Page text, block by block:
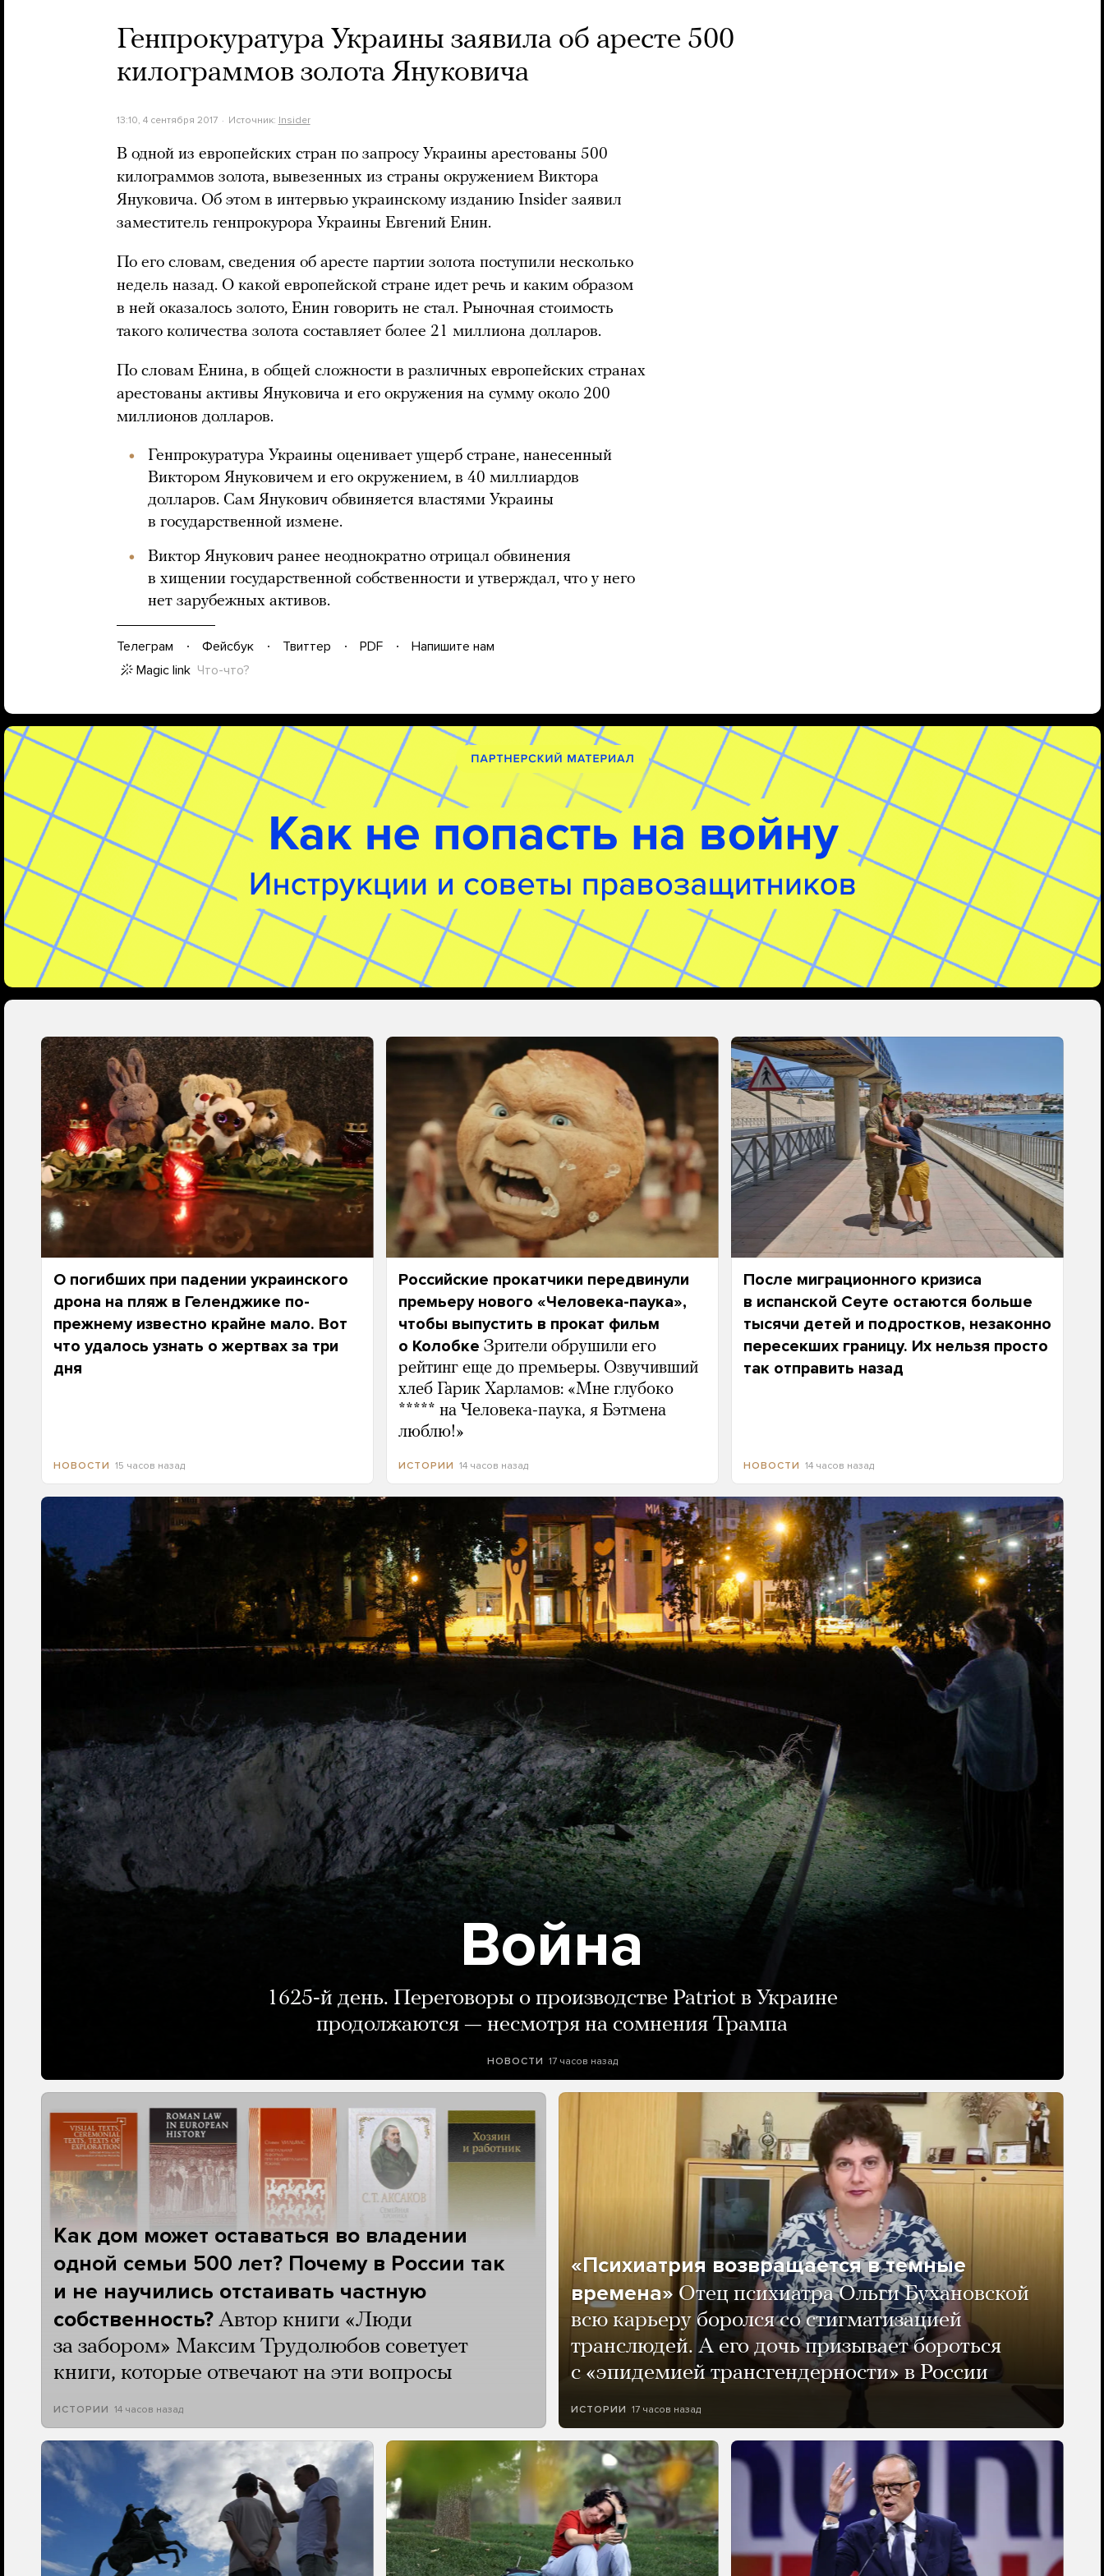
Генпрокуратура Украины заявила об аресте 500
килограммов золота Януковича
13:10, 4 сентября 2017 Источник: Insider
В одной из европейских стран по запросу Украины арестованы 500
килограммов золота, вывезенных из страны окружением Виктора
Януковича. Об этом в интервью украинскому изданию Insider заявил
заместитель генпрокурора Украины Евгений Енин.
По его словам, сведения об аресте партии золота поступили несколько
недель назад. О какой европейской стране идет речь и каким образом
в ней оказалось золото, Енин говорить не стал. Рыночная стоимость
такого количества золота составляет более 21 миллиона долларов.
По словам Енина, в общей сложности в различных европейских странах
арестованы активы Януковича и его окружения на сумму около 200
миллионов долларов.
Генпрокуратура Украины оценивает ущерб стране, нанесенный
Виктором Януковичем и его окружением, в 40 миллиардов
долларов. Сам Янукович обвиняется властями Украины
в государственной измене.
Виктор Янукович ранее неоднократно отрицал обвинения
в хищении государственной собственности и утверждал, что у него
нет зарубежных активов.
Телеграм Фейсбук Твиттер PDF
Напишите нам
Magic link Что-что?
О погибших при падении украинского
дрона на пляж в Геленджике по-
прежнему известно крайне мало. Вот
что удалось узнать о жертвах за три
дня
НОВОСТИ 15 часов назад
Российские прокатчики передвинули
премьеру нового «Человека-паука»,
чтобы выпустить в прокат фильм
о Колобке Зрители обрушили его
рейтинг еще до премьеры. Озвучивший
хлеб Гарик Харламов: «Мне глубоко
***** на Человека-паука, я Бэтмена
люблю!»
ИСТОРИИ 14 часов назад
После миграционного кризиса
в испанской Сеуте остаются больше
тысячи детей и подростков, незаконно
пересекших границу. Их нельзя просто
так отправить назад
НОВОСТИ 14 часов назад
Война
1625-й день. Переговоры о производстве Patriot в Украине
продолжаются — несмотря на сомнения Трампа
НОВОСТИ 17 часов назад
Как дом может оставаться во владении
одной семьи 500 лет? Почему в России так
и не научились отстаивать частную
собственность? Автор книги «Люди
за забором» Максим Трудолюбов советует
книги, которые отвечают на эти вопросы
ИСТОРИИ 14 часов назад
«Психиатрия возвращается в темные
времена» Отец психиатра Ольги Бухановской
всю карьеру боролся со стигматизацией
транслюдей. А его дочь призывает бороться
с «эпидемией трансгендерности» в России
ИСТОРИИ 17 часов назад